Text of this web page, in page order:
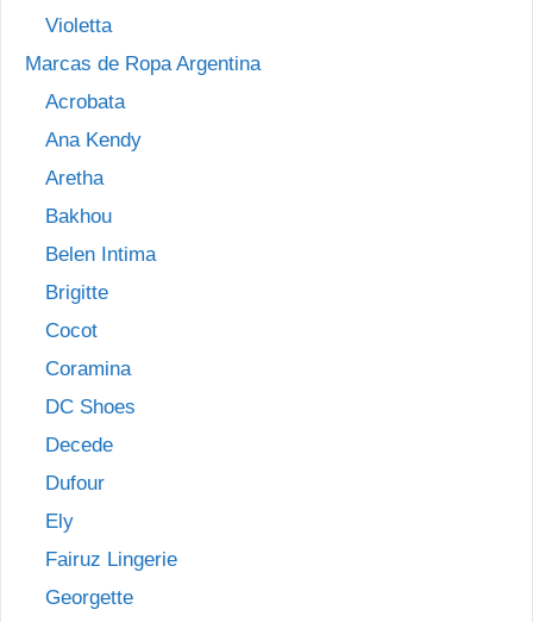
Violetta
Marcas de Ropa Argentina
Acrobata
Ana Kendy
Aretha
Bakhou
Belen Intima
Brigitte
Cocot
Coramina
DC Shoes
Decede
Dufour
Ely
Fairuz Lingerie
Georgette